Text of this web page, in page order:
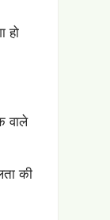
हो
वाले
की